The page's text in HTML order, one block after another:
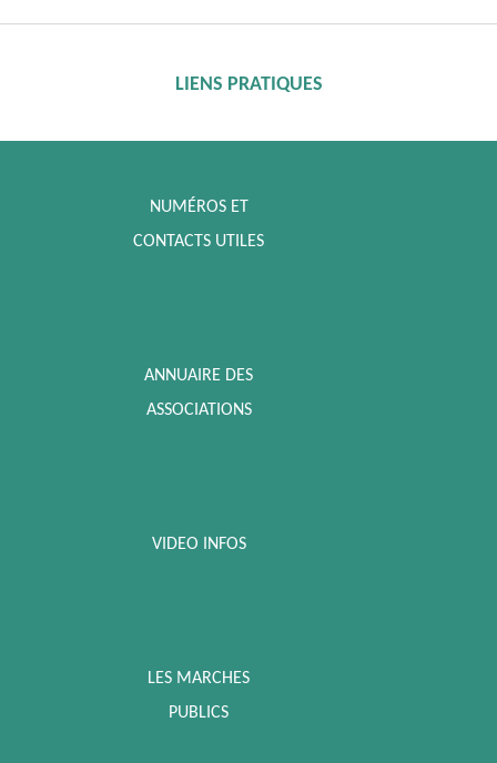
LIENS PRATIQUES
NUMÉROS ET
CONTACTS UTILES
ANNUAIRE DES
ASSOCIATIONS
VIDEO INFOS
LES MARCHES
PUBLICS